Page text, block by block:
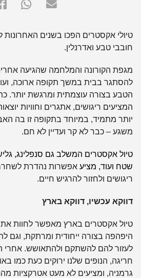
טיולי אקסטרים הפכו בשנים האחרונות
חובבי טבע ואדרנלין.
מגפת הקורונה והמלחמה שהגיעה
להסתגר בבית במשך תקופה ארוכה,
הטבע בצורה עוצמתית ומרגשת יותר.
המציעים ריגושים, אתגרים וחוויות
יותר מתמיד, במיוחד בתקופה זו בה
משגע – כבר לא קר ועדיין לא חם.
טיול אקסטרים המשלב גם סנפלינג,
שטח ועוד, מציע אפשרות נהדרת לשחרר
ריגושים ולחזור להרגיש חיים.
דווקא עכשיו, דווקא בארץ
טיול אקסטרים בארץ מאפשר לחוות
היפהפה בצורה ייחודית ומרתקת, וגם
לעזור להם להשתקם ולהתאושש. אחרי
חריגה, הנופים שלנו ירוקים כעת כמו
גרמניה, ומציעים לא מעט אטרקציות